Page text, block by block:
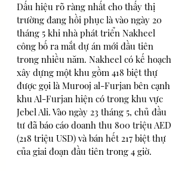
Dấu hiệu rõ ràng nhất cho thấy thị
trường đang hồi phục là vào ngày 20
tháng 5 khi nhà phát triển Nakheel
công bố ra mắt dự án mới đầu tiên
trong nhiều năm. Nakheel có kế hoạch
xây dựng một khu gồm 418 biệt thự
được gọi là Murooj al-Furjan bên cạnh
khu Al-Furjan hiện có trong khu vực
Jebel Ali. Vào ngày 23 tháng 5, chủ đầu
tư đã báo cáo doanh thu 800 triệu AED
(218 triệu USD) và bán hết 217 biệt thự
của giai đoạn đầu tiên trong 4 giờ.